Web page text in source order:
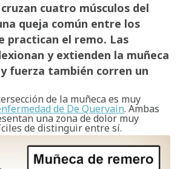
cuatro músculos del
queja común entre los
practican el remo. Las
y extienden la muñeca
fuerza también corren un
de la muñeca es muy
de De Quervain. Ambas
una zona de dolor muy
de distinguir entre sí.